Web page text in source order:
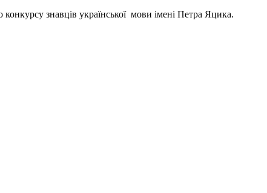
знавців української мови імені Петра Яцика.